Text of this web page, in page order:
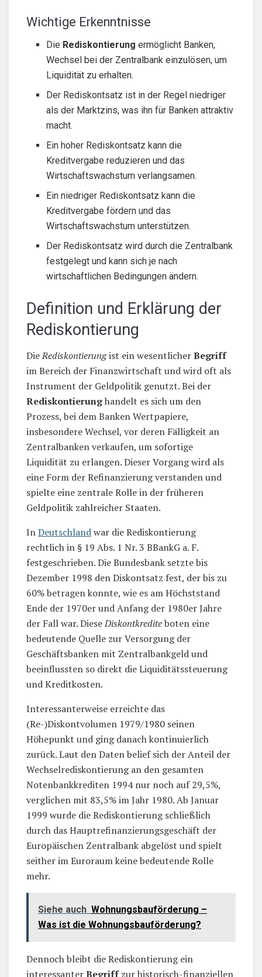
Wichtige Erkenntnisse
Die Rediskontierung ermöglicht Banken,
Wechsel bei der Zentralbank einzulösen, um
Liquidität zu erhalten.
Der Rediskontsatz ist in der Regel niedriger
als der Marktzins, was ihn für Banken attraktiv
macht.
Ein hoher Rediskontsatz kann die
Kreditvergabe reduzieren und das
Wirtschaftswachstum verlangsamen.
Ein niedriger Rediskontsatz kann die
Kreditvergabe fördern und das
Wirtschaftswachstum unterstützen.
Der Rediskontsatz wird durch die Zentralbank
festgelegt und kann sich je nach
wirtschaftlichen Bedingungen ändern.
Definition und Erklärung der
Rediskontierung
DieRediskontierungist ein wesentlicherBegriff
im Bereich der Finanzwirtschaft und wird oft als
Instrument der Geldpolitik genutzt. Bei der
Rediskontierunghandelt es sich um den
Prozess, bei dem Banken Wertpapiere,
insbesondere Wechsel, vor deren Fälligkeit an
Zentralbanken verkaufen, um sofortige
Liquidität zu erlangen. Dieser Vorgang wird als
eine Form der Refinanzierung verstanden und
spielte eine zentrale Rolle in der früheren
Geldpolitik zahlreicher Staaten.
InDeutschlandwar die Rediskontierung
rechtlich in § 19 Abs. 1 Nr. 3 BBankG a. F.
festgeschrieben. Die Bundesbank setzte bis
Dezember 1998 den Diskontsatz fest, der bis zu
60% betragen konnte, wie es am Höchststand
Ende der 1970er und Anfang der 1980er Jahre
der Fall war. DieseDiskontkrediteboten eine
bedeutende Quelle zur Versorgung der
Geschäftsbanken mit Zentralbankgeld und
beeinflussten so direkt die Liquiditätssteuerung
und Kreditkosten.
Interessanterweise erreichte das
(Re-)Diskontvolumen 1979/1980 seinen
Höhepunkt und ging danach kontinuierlich
zurück. Laut den Daten belief sich der Anteil der
Wechselrediskontierung an den gesamten
Notenbankkrediten 1994 nur noch auf 29,5%,
verglichen mit 83,5% im Jahr 1980. Ab Januar
1999 wurde die Rediskontierung schließlich
durch das Hauptrefinanzierungsgeschäft der
Europäischen Zentralbank abgelöst und spielt
seither im Euroraum keine bedeutende Rolle
mehr.
Siehe auch Wohnungsbauförderung –
Was ist die Wohnungsbauförderung?
Dennoch bleibt die Rediskontierung ein
interessanterBegriffzur historisch-finanziellen